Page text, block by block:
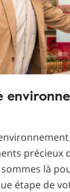
précieux
là
étape de